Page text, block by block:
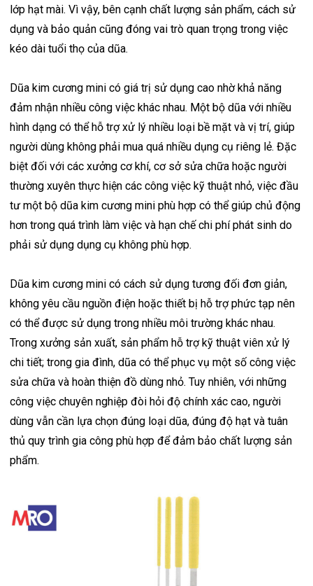
lớp hạt mài. Vì vậy, bên cạnh chất lượng sản phẩm, cách sử
dụng và bảo quản cũng đóng vai trò quan trọng trong việc
kéo dài tuổi thọ của dũa.
Dũa kim cương mini có giá trị sử dụng cao nhờ khả năng
đảm nhận nhiều công việc khác nhau. Một bộ dũa với nhiều
hình dạng có thể hỗ trợ xử lý nhiều loại bề mặt và vị trí, giúp
người dùng không phải mua quá nhiều dụng cụ riêng lẻ. Đặc
biệt đối với các xưởng cơ khí, cơ sở sửa chữa hoặc người
thường xuyên thực hiện các công việc kỹ thuật nhỏ, việc đầu
tư một bộ dũa kim cương mini phù hợp có thể giúp chủ động
hơn trong quá trình làm việc và hạn chế chi phí phát sinh do
phải sử dụng dụng cụ không phù hợp.
Dũa kim cương mini có cách sử dụng tương đối đơn giản,
không yêu cầu nguồn điện hoặc thiết bị hỗ trợ phức tạp nên
có thể được sử dụng trong nhiều môi trường khác nhau.
Trong xưởng sản xuất, sản phẩm hỗ trợ kỹ thuật viên xử lý
chi tiết; trong gia đình, dũa có thể phục vụ một số công việc
sửa chữa và hoàn thiện đồ dùng nhỏ. Tuy nhiên, với những
công việc chuyên nghiệp đòi hỏi độ chính xác cao, người
dùng vẫn cần lựa chọn đúng loại dũa, đúng độ hạt và tuân
thủ quy trình gia công phù hợp để đảm bảo chất lượng sản
phẩm.